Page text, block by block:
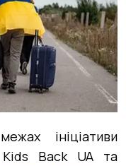
ініціативи
Kids Back UA та